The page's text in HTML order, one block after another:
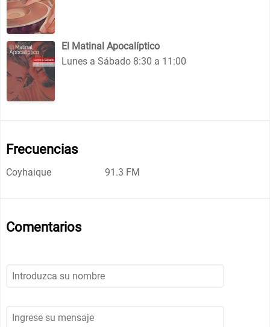
El Matinal Apocalíptico
Lunes a Sábado 8:30 a 11:00
Frecuencias
Coyhaique 91.3 FM
Comentarios